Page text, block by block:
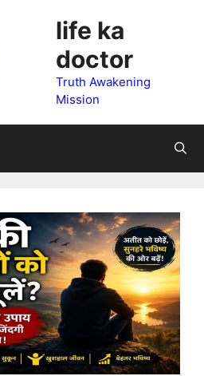
life ka
doctor
Truth Awakening
Mission